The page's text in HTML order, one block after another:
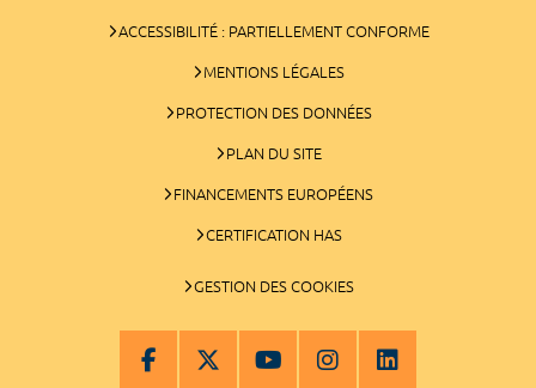
ACCESSIBILITÉ : PARTIELLEMENT CONFORME
MENTIONS LÉGALES
PROTECTION DES DONNÉES
PLAN DU SITE
FINANCEMENTS EUROPÉENS
CERTIFICATION HAS
GESTION DES COOKIES